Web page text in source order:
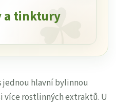
a tinktury
hlavní bylinnou
více rostlinných extraktů. U